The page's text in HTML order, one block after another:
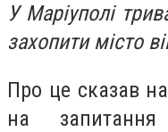
У Маріуполі
захопити місто
Про це сказав
на запитання